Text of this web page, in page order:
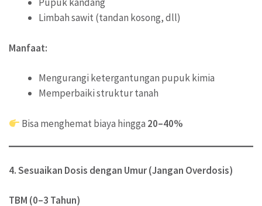
Limbah sawit (tandan kosong, dll)
Manfaat:
Mengurangi ketergantungan pupuk kimia
Memperbaiki struktur tanah
Bisa menghemat biaya hingga 20–40%
4. Sesuaikan Dosis dengan Umur (Jangan Overdosis)
TBM (0–3 Tahun)